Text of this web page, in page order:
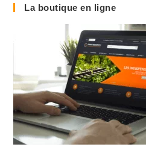
La boutique en ligne